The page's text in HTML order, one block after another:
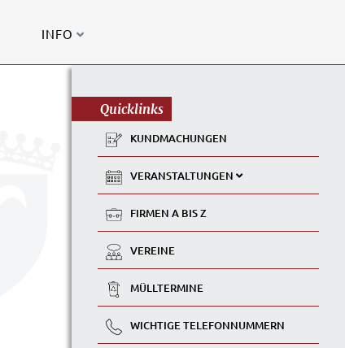
INFO
Quicklinks
KUNDMACHUNGEN
VERANSTALTUNGEN
FIRMEN A BIS Z
VEREINE
MÜLLTERMINE
WICHTIGE TELEFONNUMMERN